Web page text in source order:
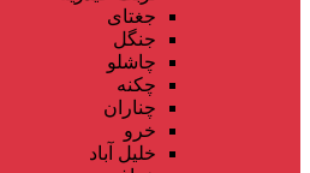
جغتای
جنگل
چاشلو
چکنه
چناران
خرو
خلیل آباد